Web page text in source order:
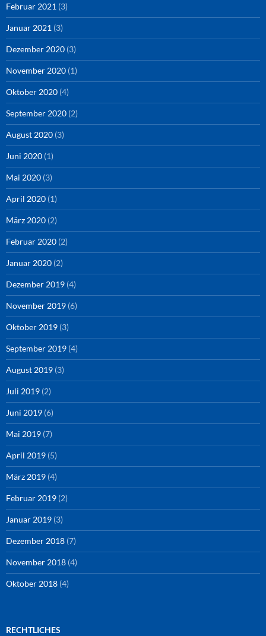
Februar 2021 (3)
Januar 2021 (3)
Dezember 2020 (3)
November 2020 (1)
Oktober 2020 (4)
September 2020 (2)
August 2020 (3)
Juni 2020 (1)
Mai 2020 (3)
April 2020 (1)
März 2020 (2)
Februar 2020 (2)
Januar 2020 (2)
Dezember 2019 (4)
November 2019 (6)
Oktober 2019 (3)
September 2019 (4)
August 2019 (3)
Juli 2019 (2)
Juni 2019 (6)
Mai 2019 (7)
April 2019 (5)
März 2019 (4)
Februar 2019 (2)
Januar 2019 (3)
Dezember 2018 (7)
November 2018 (4)
Oktober 2018 (4)
RECHTLICHES